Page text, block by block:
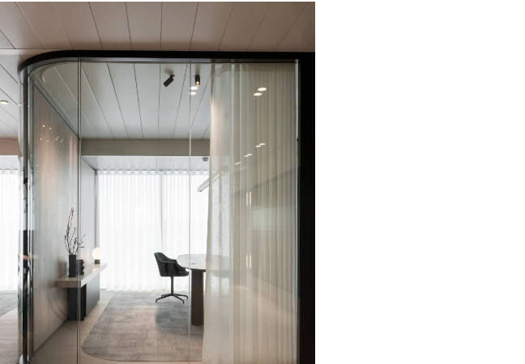
Im 5.000 m² grossen Hauptsitz in Brüssel hat
Creneau International den perfekten Mix aus
Corporate Identity und einladender Atmosphäre
geschaffen. Unsere Lichtlösungen sorgten dafür, dass
der Raum fast so gemütlich wie Zuhause wirkt und
trugen zum WELL-Platin-Zertifikat bei.
MEHR ZU DIESEM PROJEKT